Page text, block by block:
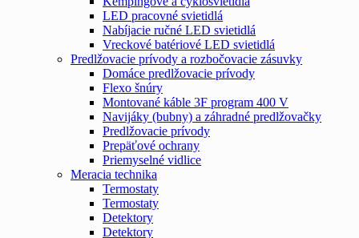
LED pracovné svietidlá
Nabíjacie ručné LED svietidlá
Vreckové batériové LED svietidlá
Predlžovacie prívody a rozbočovacie zásuvky
Domáce predlžovacie prívody
Flexo šnúry
Montované káble 3F program 400 V
Navijáky (bubny) a záhradné predlžovačky
Predlžovacie prívody
Prepäťové ochrany
Priemyselné vidlice
Meracia technika
Termostaty
Termostaty
Detektory
Detektory